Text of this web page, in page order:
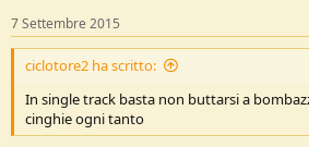
7 Settembre 2015
ciclotore2 ha scritto:
In single track basta non buttarsi a
cinghie ogni tanto